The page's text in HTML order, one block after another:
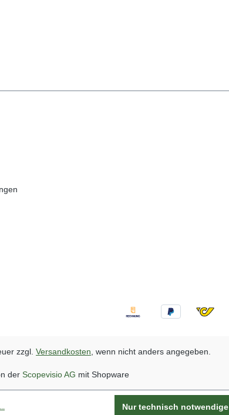
zzgl. Versandkosten , wenn nicht anders angegeben.
der Scopevisio AG mit Shopware
Nur technisch notwendige